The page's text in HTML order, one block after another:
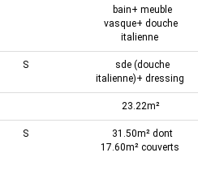
bain+ meuble
vasque+ douche
italienne
S
sde (douche
italienne)+ dressing
23.22m²
S
31.50m² dont
17.60m² couverts